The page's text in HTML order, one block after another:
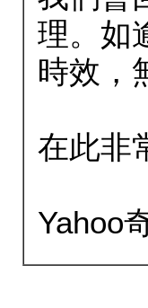
理。如
時效，
在此非
Yahoo